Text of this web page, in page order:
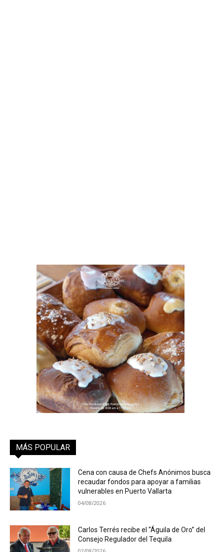
MÁS POPULAR
Cena con causa de Chefs Anónimos busca
recaudar fondos para apoyar a familias
vulnerables en Puerto Vallarta
04/08/2026
Carlos Terrés recibe el “Águila de Oro” del
Consejo Regulador del Tequila